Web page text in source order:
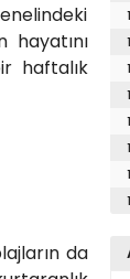
hayatını
haftalık
da